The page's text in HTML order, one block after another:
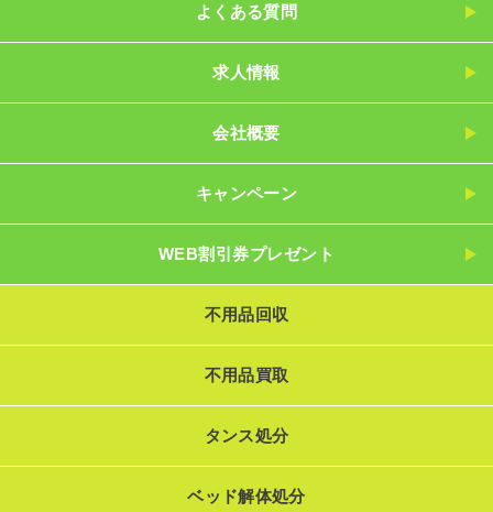
よくある質問
求人情報
会社概要
キャンペーン
WEB割引券プレゼント
不用品回収
不用品買取
タンス処分
ベッド解体処分